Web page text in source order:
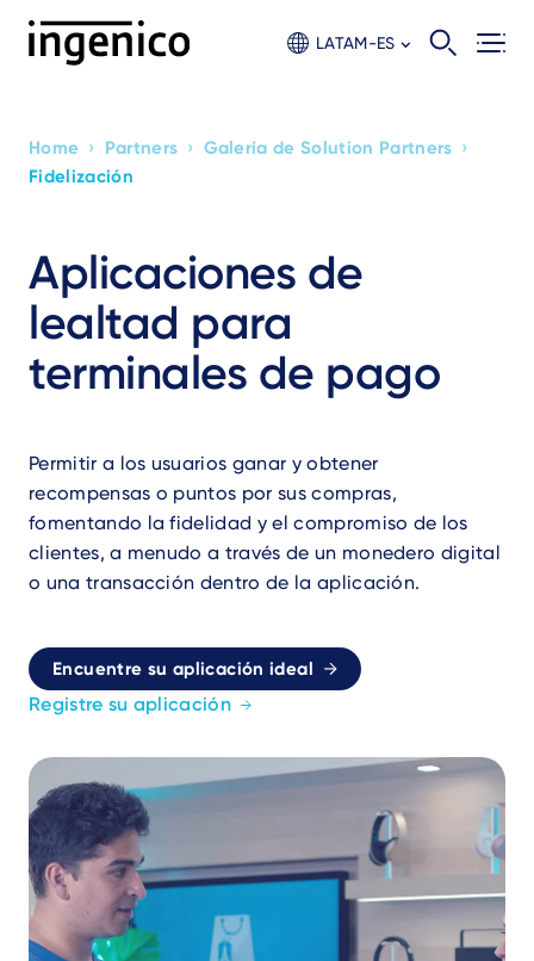
LATAM-ES
Aplicaciones de
lealtad para
terminales de pago
Permitir a los usuarios ganar y obtener
recompensas o puntos por sus compras,
fomentando la fidelidad y el compromiso de los
clientes, a menudo a través de un monedero digital
o una transacción dentro de la aplicación.
Encuentre su aplicación ideal
Registre su aplicación
Breadcrumb
Home › Partners › Galería de Solution Partners ›
Fidelización